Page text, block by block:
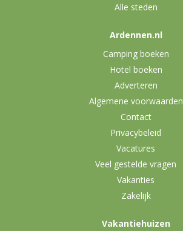
Alle steden
Ardennen.nl
Camping boeken
Hotel boeken
Adverteren
Algemene voorwaarden
Contact
Privacybeleid
Vacatures
Veel gestelde vragen
Vakanties
Zakelijk
Vakantiehuizen